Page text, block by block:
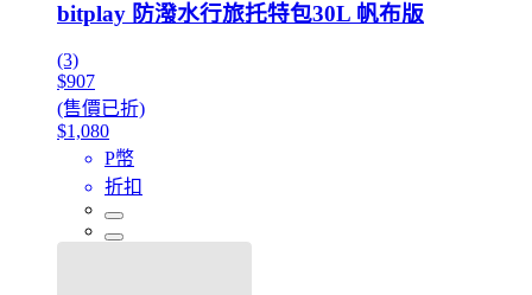
bitplay 防潑水行旅托特包30L 帆布版
(3)
$907
(售價已折)
$1,080
P幣
折扣